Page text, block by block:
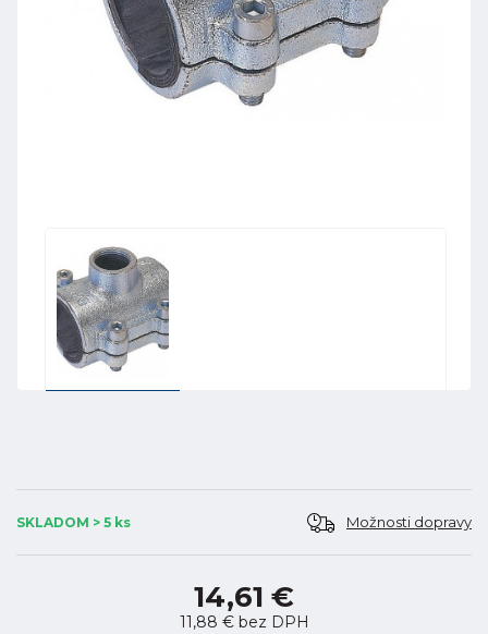
SKLADOM > 5 ks Možnosti dopravy
14,61 €
11,88 €bez DPH